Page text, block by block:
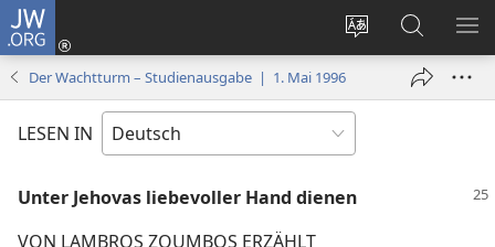
JW.ORG
Websitesprache
ändern
Anmelden
(öffnet
Suche
Der Wachtturm – Studienausgabe | 1. Mai 1996
LESEN IN
Unter Jehovas liebevoller Hand dienen
VON LAMBROS ZOUMBOS ERZÄHLT